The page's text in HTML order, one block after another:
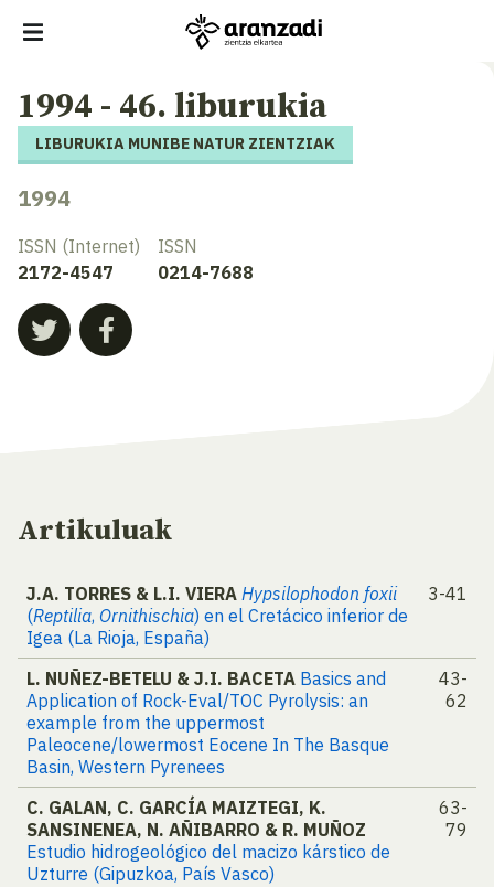
1994 - 46. liburukia
LIBURUKIA MUNIBE NATUR ZIENTZIAK
1994
ISSN (Internet)
2172-4547
ISSN
0214-7688
Artikuluak
J.A. TORRES & L.I. VIERA Hypsilophodon foxii
(Reptilia, Ornithischia) en el Cretácico inferior de
Igea (La Rioja, España)
3-41
L. NUÑEZ-BETELU & J.I. BACETA Basics and
Application of Rock-Eval/TOC Pyrolysis: an
example from the uppermost
Paleocene/lowermost Eocene In The Basque
Basin, Western Pyrenees
43-
62
C. GALAN, C. GARCÍA MAIZTEGI, K.
SANSINENEA, N. AÑIBARRO & R. MUÑOZ
Estudio hidrogeológico del macizo kárstico de
Uzturre (Gipuzkoa, País Vasco)
63-
79